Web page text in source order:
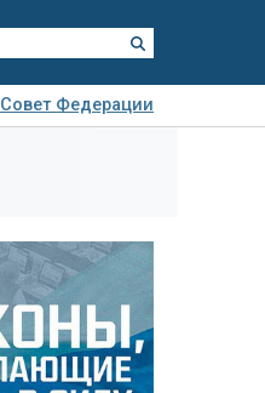
Совет Федерации